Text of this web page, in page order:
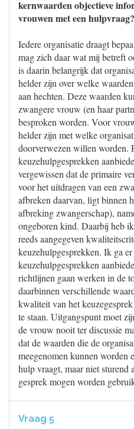
kernwaarden objectieve
vrouwen met een hulpvraag?
Iedere organisatie draagt
mag zich daar wat mij betreft
is daarin belangrijk dat
helder zijn over welke
aan hechten. Deze waarden
zwangere vrouw (en haar
besproken worden. Voor
helder zijn met welke
doorverwezen willen worden.
keuzehulpgesprekken
vergewissen dat de primaire
voor het uitdragen van een
afbreken daarvan, ligt binnen
afbreking zwangerschap),
ongeboren kind. Daarbij heb
reeds aangegeven
keuzehulpgesprekken. Ik ga
keuzehulpgesprekken
richtlijnen gaan werken in de
daarbinnen verschillende
kwaliteit van het
te staan. Uitgangspunt moet
de vrouw nooit ter discussie
dat de waarden die de
meegenomen kunnen worden
hulp vraagt, maar niet sturend
gesprek mogen worden
Vraag 5